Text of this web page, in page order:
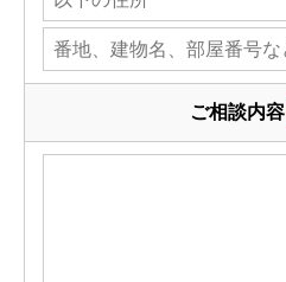
ご相談内容